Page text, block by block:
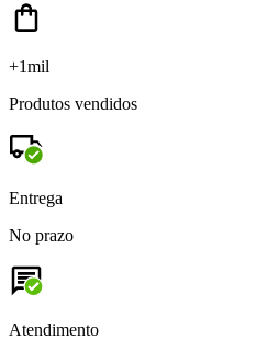
+1mil
Produtos vendidos
Entrega
No prazo
Atendimento